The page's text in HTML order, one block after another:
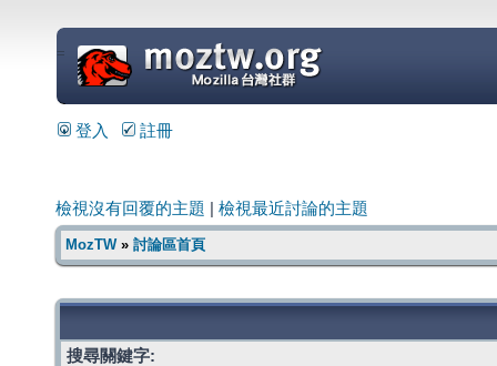
=
登入 註冊
檢視沒有回覆的主題 檢視最近討論的主題
MozTW» 討論區首頁
搜尋關鍵字: